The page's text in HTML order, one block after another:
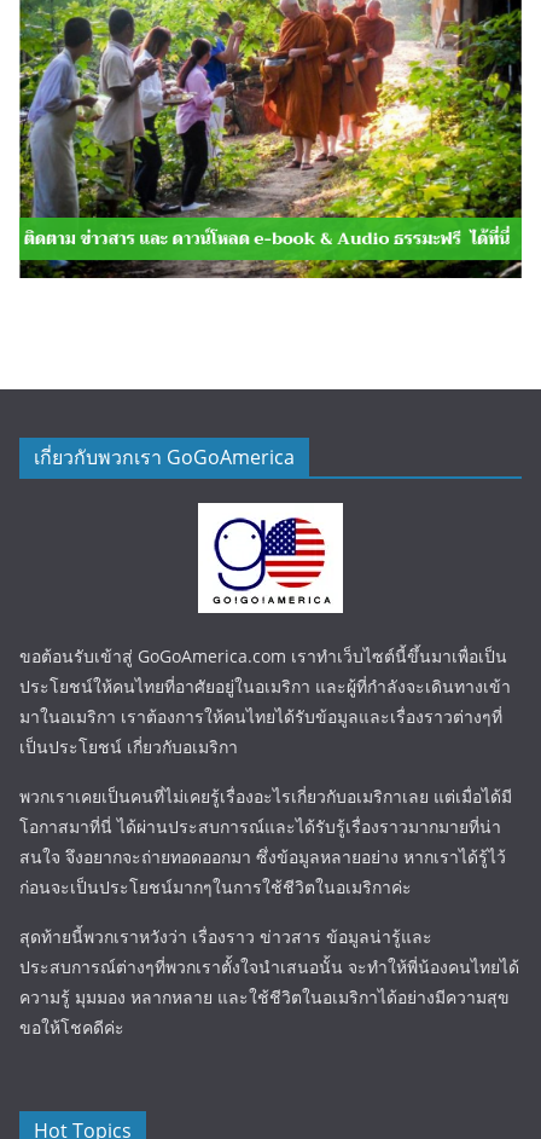
เกี่ยวกับพวกเรา GoGoAmerica
ขอต้อนรับเข้าสู่ GoGoAmerica.com เราทำเว็บไซต์นี้ขึ้นมาเพื่อเป็น
ประโยชน์ให้คนไทยที่อาศัยอยู่ในอเมริกา และผู้ที่กำลังจะเดินทางเข้า
มาในอเมริกา เราต้องการให้คนไทยได้รับข้อมูลและเรื่องราวต่างๆที่
เป็นประโยชน์ เกี่ยวกับอเมริกา
พวกเราเคยเป็นคนที่ไม่เคยรู้เรื่องอะไรเกี่ยวกับอเมริกาเลย แต่เมื่อได้มี
โอกาสมาที่นี่ ได้ผ่านประสบการณ์และได้รับรู้เรื่องราวมากมายที่น่า
สนใจ จึงอยากจะถ่ายทอดออกมา ซึ่งข้อมูลหลายอย่าง หากเราได้รู้ไว้
ก่อนจะเป็นประโยชน์มากๆในการใช้ชีวิตในอเมริกาค่ะ
สุดท้ายนี้พวกเราหวังว่า เรื่องราว ข่าวสาร ข้อมูลน่ารู้และ
ประสบการณ์ต่างๆที่พวกเราตั้งใจนำเสนอนั้น จะทำให้พี่น้องคนไทยได้
ความรู้ มุมมอง หลากหลาย และใช้ชีวิตในอเมริกาได้อย่างมีความสุข
ขอให้โชคดีค่ะ
Hot Topics